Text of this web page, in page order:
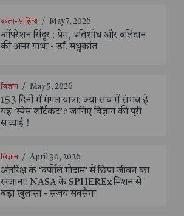
कला-साहित्य / May 7, 2026
ऑपरेशन सिंदूर : प्रेम, प्रतिशोध और बलिदान
की अमर गाथा - डॉ. मधुकांत
विज्ञान / May 5, 2026
153 दिनों में मंगल यात्रा: क्या सच में संभव है
यह ‘स्पेस शॉर्टकट’? जानिए विज्ञान की पूरी
सच्चाई !
विज्ञान / April 30, 2026
अंतरिक्ष के ‘बर्फीले गोदाम’ में छिपा जीवन का
खजाना: NASA के SPHEREx मिशन से
बड़ा खुलासा - संजय सक्सैना